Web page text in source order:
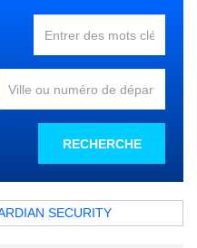
RECHERCHE
SECURITY